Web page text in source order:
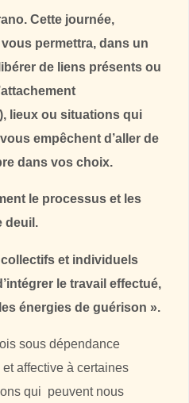
Cette journée,
permettra, dans un
de liens présents ou
lieux ou situations qui
empêchent d’aller de
dans vos choix.
le processus et les
deuil.
et individuels
le travail effectué,
énergies de guérison ».
sous dépendance
affective à certaines
qui peuvent nous